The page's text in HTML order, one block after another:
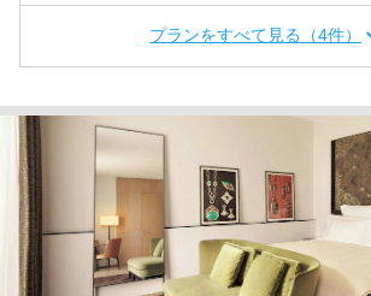
プランをすべて見る（4件）